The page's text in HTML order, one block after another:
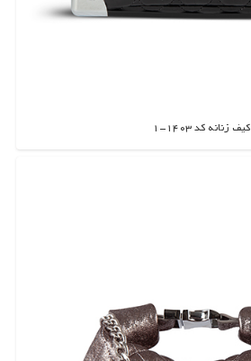
کیف زنانه کد 1403-1
اطلاعات بیشتر